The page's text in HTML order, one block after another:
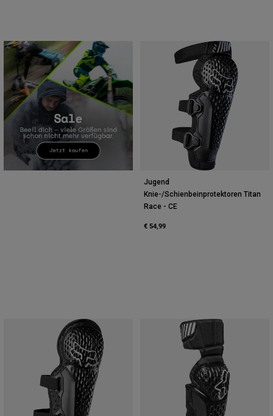
Jugend
Knie-/Schienbeinprotektoren Titan
Race - CE
€ 54,99